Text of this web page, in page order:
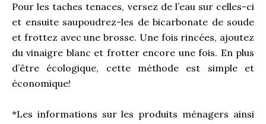
Pour les taches tenaces, versez de l’eau sur celles-ci
et ensuite saupoudrez-les de bicarbonate de soude
et frottez avec une brosse. Une fois rincées, ajoutez
du vinaigre blanc et frotter encore une fois. En plus
d’être écologique, cette méthode est simple et
économique!
*Les informations sur les produits ménagers ainsi